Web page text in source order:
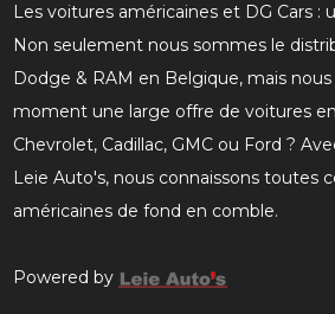
Les voitures américaines et DG Cars :
Non seulement nous sommes le
Dodge & RAM en Belgique, mais
moment une large offre de voitures
Chevrolet, Cadillac, GMC ou Ford ?
Leie Auto's, nous connaissons toutes
américaines de fond en comble.
Powered by